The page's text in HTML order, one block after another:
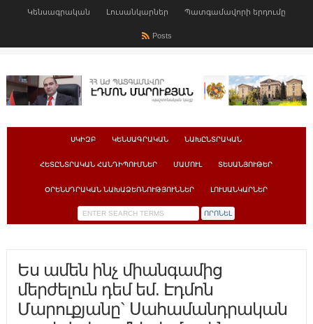
Կենսագրական Լուսանկարներ Պատգամավորի երդումը
Posts
ՍԿԻԶԲ ԿԵՆՍԱԳՐԱԿԱՆ ՆԱԽԸՆՏՐԱԿԱՆ
ՀԵՏԸՆՏՐԱԿԱՆ ՀԱՆԴԻՊՈՒՄՆԵՐ ՄԱՄՈՒԼ ՏԵՍԱՆՅՈՒԹԵՐ
ՕՐԵՆՍԴՐԱԿԱՆ ՆԱԽԱՁԵՌՆՈՒԹՅՈՒՆՆԵՐ ԼՈՒՍԱՆԿԱՐՆԵՐ
Ես ամեն ինչ միանգամից
մերժելուն դեմ եմ. Էդմոն
Մարուքյանը` Սահամանդրական